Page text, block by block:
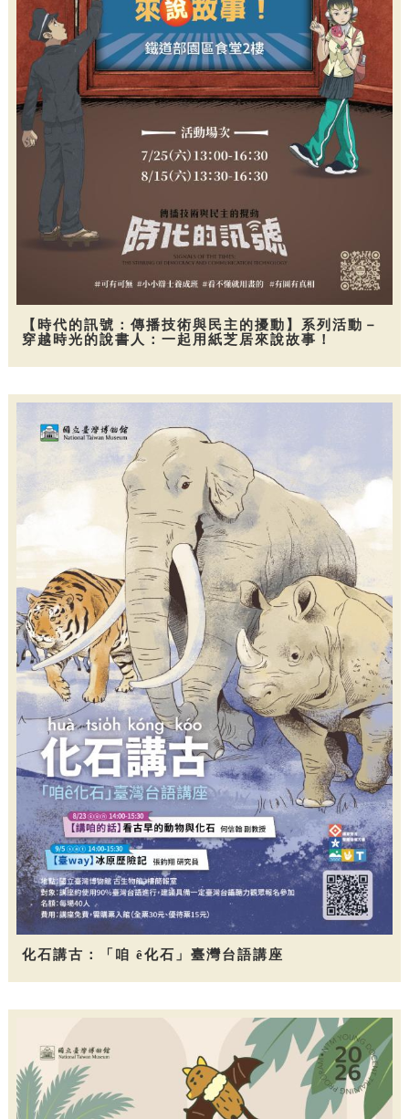
【時代的訊號：傳播技術與民主的擾動】系列活動－
穿越時光的說書人：一起用紙芝居來說故事！
化石講古：「咱 ê化石」臺灣台語講座